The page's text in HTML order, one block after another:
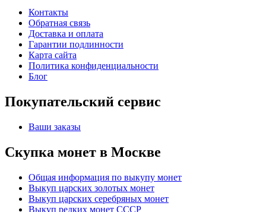
Контакты
Обратная связь
Доставка и оплата
Гарантии подлинности
Карта сайта
Политика конфиденциальности
Блог
Покупательский сервис
Ваши заказы
Скупка монет в Москве
Общая информация по выкупу монет
Выкуп царских золотых монет
Выкуп царских серебряных монет
Выкуп редких монет СССР